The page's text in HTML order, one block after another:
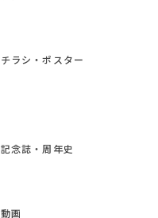
チラシ・ポスター
記念誌・周年史
動画